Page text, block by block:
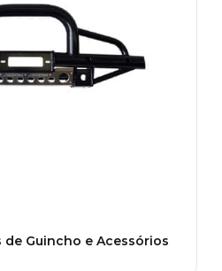
de Guincho e Acessórios